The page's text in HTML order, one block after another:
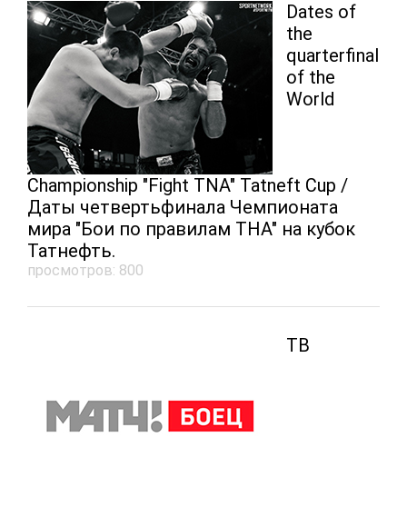
Dates of
the
quarterfinal
of the
World
Championship "Fight TNA" Tatneft Cup /
Даты четвертьфинала Чемпионата
мира "Бои по правилам ТНА" на кубок
Татнефть.
просмотров: 800
ТВ